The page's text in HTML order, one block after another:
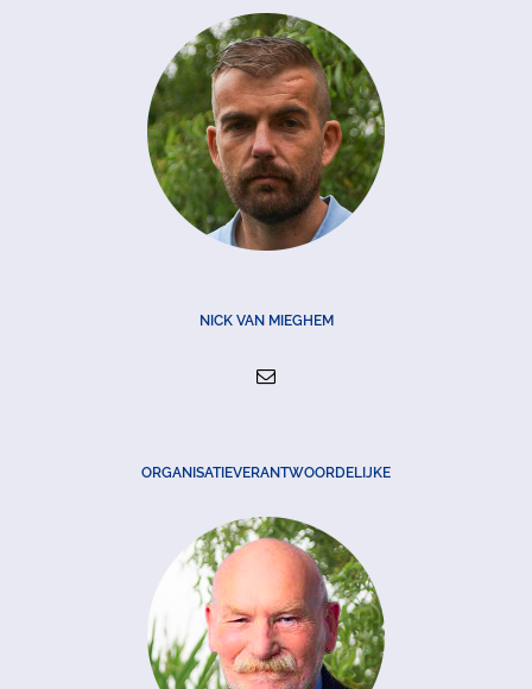
NICK VAN MIEGHEM
ORGANISATIEVERANTWOORDELIJKE